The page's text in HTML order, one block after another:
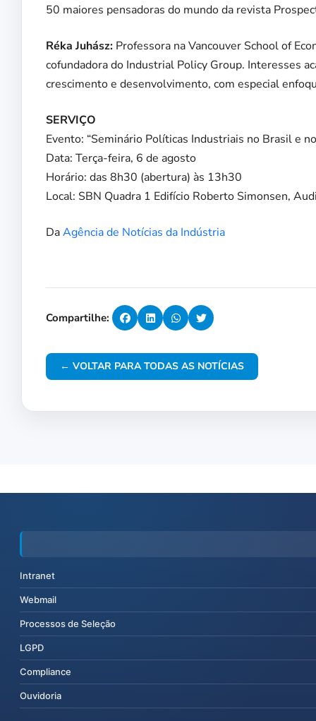
50 maiores pensadoras do mundo da revista
Réka Juhász: Professora na Vancouver School of
cofundadora do Industrial Policy Group. Interesses
crescimento e desenvolvimento, com especial
SERVIÇO
Evento: “Seminário Políticas Industriais no Brasil e
Data: Terça-feira, 6 de agosto
Horário: das 8h30 (abertura) às 13h30
Local: SBN Quadra 1 Edifício Roberto Simonsen,
DaAgência de Notícias da Indústria
Compartilhe:
← VOLTAR PARA TODAS AS NOTÍCIAS
Intranet
Webmail
Processos de Seleção
LGPD
Compliance
Ouvidoria